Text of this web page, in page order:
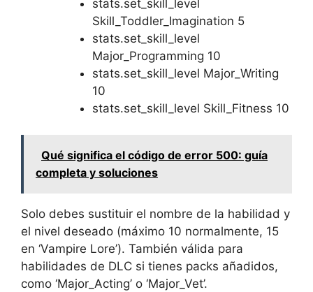
stats.set_skill_level
Skill_Toddler_Imagination 5
stats.set_skill_level
Major_Programming 10
stats.set_skill_level Major_Writing
10
stats.set_skill_level Skill_Fitness 10
Qué significa el código de error 500: guía
completa y soluciones
Solo debes sustituir el nombre de la habilidad y
el nivel deseado (máximo 10 normalmente, 15
en ‘Vampire Lore’). También válida para
habilidades de DLC si tienes packs añadidos,
como ‘Major_Acting’ o ‘Major_Vet’.